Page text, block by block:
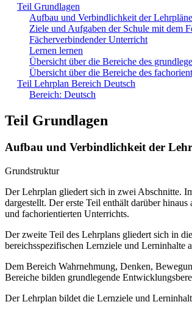
Teil Grundlagen
Aufbau und Verbindlichkeit der Lehrpläne
Ziele und Aufgaben der Schule mit dem
Fächerverbindender Unterricht
Lernen lernen
Übersicht über die Bereiche des
Übersicht über die Bereiche des
Teil Lehrplan Bereich Deutsch
Bereich: Deutsch
Teil Grundlagen
Aufbau und Verbindlichkeit der
Grundstruktur
Der Lehrplan gliedert sich in zwei Abschnitte.
dargestellt. Der erste Teil enthält darüber
und fachorientierten Unterrichts.
Der zweite Teil des Lehrplans gliedert sich in
bereichsspezifischen Lernziele und Lerninhalte
Dem Bereich Wahrnehmung, Denken,
Bereiche bilden grundlegende
Der Lehrplan bildet die Lernziele und